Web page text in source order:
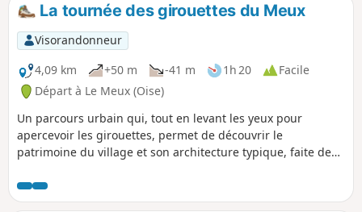
La tournée des girouettes du Meux
Visorandonneur
4,09 km
+50 m -41 m 1h 20
Facile
Départ à Le Meux (Oise)
Un parcours urbain qui, tout en levant les yeux pour
apercevoir les girouettes, permet de découvrir le
patrimoine du village et son architecture typique, faite de
XIXe siècle dans le centre, et d'autres, plus contemporaines,
dans les extensions plus récentes.